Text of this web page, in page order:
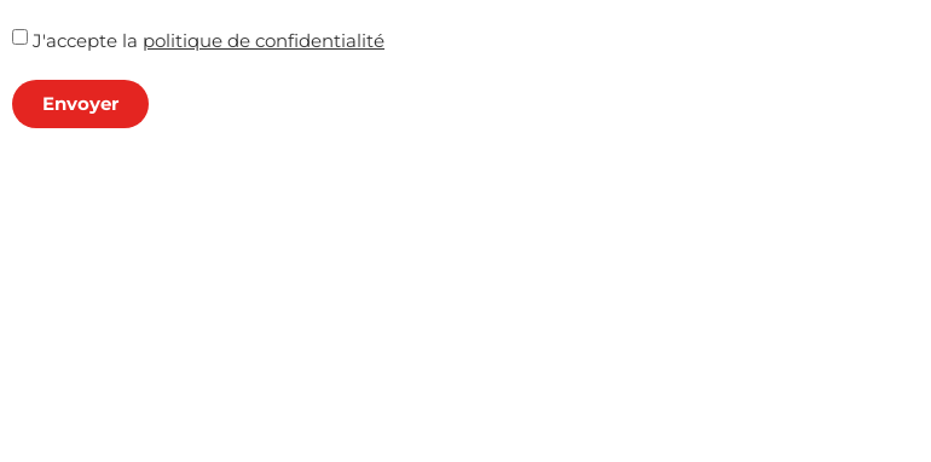
J'accepte la politique de confidentialité
Envoyer